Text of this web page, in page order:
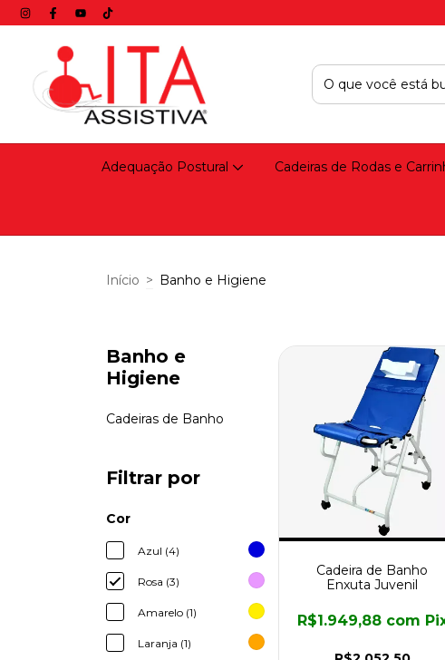
Adequação Postural Cadeiras de Rodas e
Início > Banho e Higiene
Banho e
Higiene
Cadeiras de Banho
Filtrar por
Cor
Azul (4)
Rosa (3)
Amarelo (1)
Laranja (1)
Cadeira de Banho
Enxuta Juvenil
R$1.949,88 com